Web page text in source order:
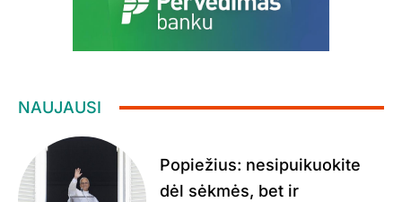
NAUJAUSI
Popiežius: nesipuikuokite
dėl sėkmės, bet ir